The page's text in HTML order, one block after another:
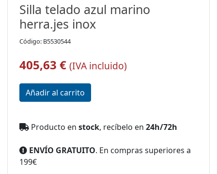
Silla telado azul marino
herra.jes inox
Código: B5530544
405,63 € (IVA incluido)
Producto en stock, recíbelo en 24h/72h
ENVÍO GRATUITO. En compras superiores a
199€